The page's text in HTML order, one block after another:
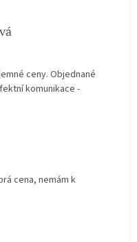
z 5 hvězdiček.
ceny. Objednané
komunikace -
z 5 hvězdiček.
cena, nemám k